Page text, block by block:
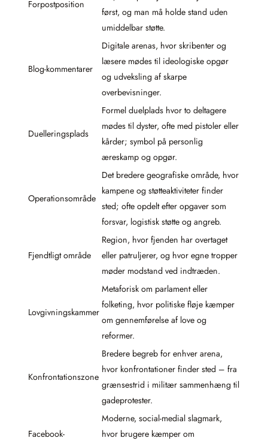
Forpostposition
først, og man må holde stand uden
umiddelbar støtte.
Blog-kommentarer
Digitale arenas, hvor skribenter og
læsere mødes til ideologiske opgør
og udveksling af skarpe
overbevisninger.
Duelleringsplads
Formel duelplads hvor to deltagere
mødes til dyster, ofte med pistoler eller
kårder; symbol på personlig
æreskamp og opgør.
Operationsområde
Det bredere geografiske område, hvor
kampene og støtteaktiviteter finder
sted; ofte opdelt efter opgaver som
forsvar, logistisk støtte og angreb.
Fjendtligt område
Region, hvor fjenden har overtaget
eller patruljerer, og hvor egne tropper
møder modstand ved indtræden.
Lovgivningskammer
Metaforisk om parlament eller
folketing, hvor politiske fløje kæmper
om gennemførelse af love og
reformer.
Konfrontationszone
Bredere begreb for enhver arena,
hvor konfrontationer finder sted – fra
grænsestrid i militær sammenhæng til
gadeprotester.
Facebook-
Moderne, social-medial slagmark,
hvor brugere kæmper om